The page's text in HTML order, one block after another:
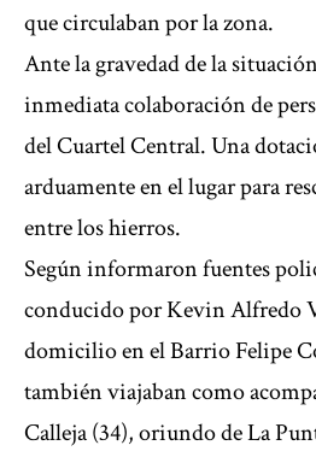
que circulaban por la zona.
Ante la gravedad de la
inmediata colaboración de
del Cuartel Central. Una
arduamente en el lugar para
entre los hierros.
Según informaron fuentes
conducido por Kevin Alfredo
domicilio en el Barrio Felipe
también viajaban como
Calleja (34), oriundo de La